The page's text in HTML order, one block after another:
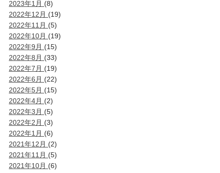
2023年1月 (8)
2022年12月 (19)
2022年11月 (5)
2022年10月 (19)
2022年9月 (15)
2022年8月 (33)
2022年7月 (19)
2022年6月 (22)
2022年5月 (15)
2022年4月 (2)
2022年3月 (5)
2022年2月 (3)
2022年1月 (6)
2021年12月 (2)
2021年11月 (5)
2021年10月 (6)